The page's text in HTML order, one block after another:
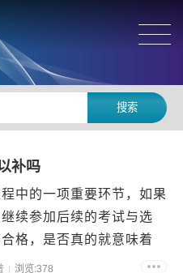
补吗
中的一项重要环节，如果
续参加后续的考试与选
格，是否真的就意味着
是。不合格原因分析公务
浏览:378